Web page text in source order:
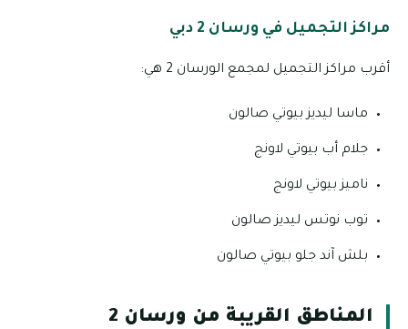
مراكز التجميل في ورسان 2 دبي
أقرب مراكز التجميل لمجمع الورسان 2 هي:
ماسا ليديز بيوتي صالون
جلام أب بيوتي لاونج
ناميز بيوتي لاونج
توب نوتس ليديز صالون
بلش آند جلو بيوتي صالون
المناطق القريبة من ورسان 2